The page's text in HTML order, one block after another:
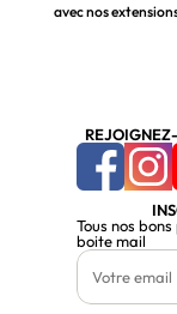
avec nos
Tous nos
boite mail